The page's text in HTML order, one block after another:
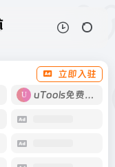
立即入驻
uTools免费工具箱